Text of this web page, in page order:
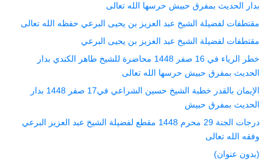
بدار الحديث بمفرق حبيش حرسها الله تعالى
مقتطفات لفضيلة الشيخ عبد العزيز بن يحيى البرعي حفظه الله تعالى
مقتطفات لفضيلة الشيخ عبد العزيز بن يحيى البرعي
خطر الرياء في 16 صفر 1448 محاضرة للشيخ طاهر الكندي بدار
الحديث بمفرق حبيش حرسها الله تعالى
الإيمان بالقدر خطبة الشيخ حسين الشراعي في17 صفر 1448 بدار
الحديث بمفرق حبيش
درجات الجنة 29 محرم 1448 مقطع لفضيلة الشيخ عبد العزيز البرعي
وفقه الله تعالى
(بدون عنوان)